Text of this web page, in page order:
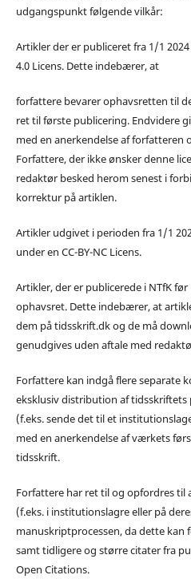
udgangspunkt følgende vilkår:
Artikler der er publiceret fra 1/1
4.0 Licens. Dette indebærer, at
forfattere bevarer ophavsretten til
ret til første publicering. Endvidere
med en anerkendelse af forfatteren
Forfattere, der ikke ønsker denne
redaktør besked herom senest i
korrektur på artiklen.
Artikler udgivet i perioden fra 1/1
under en CC-BY-NC Licens.
Artikler, der er publicerede i NTfK
ophavsret. Dette indebærer, at
dem på tidsskrift.dk og de må
genudgives uden aftale med
Forfattere kan indgå flere separate
eksklusiv distribution af
(f.eks. sende det til et
med en anerkendelse af værkets
tidsskrift.
Forfattere har ret til og opfordres til
(f.eks. i institutionslagre eller på
manuskriptprocessen, da dette
samt tidligere og større citater fra
Open Citations.